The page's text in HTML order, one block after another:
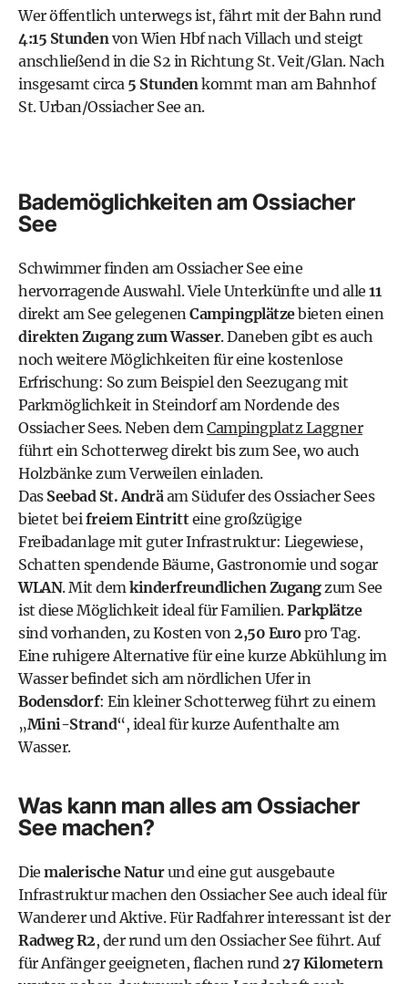
Wer öffentlich unterwegs ist, fährt mit derBahnrund
4:15 StundenvonWien Hbfnach Villach und steigt
anschließend in die S2 in Richtung St. Veit/Glan. Nach
insgesamt circa 5 Stundenkommt man am Bahnhof
St. Urban/Ossiacher See an.
Bademöglichkeiten am Ossiacher
See
Schwimmer finden am Ossiacher See eine
hervorragende Auswahl. Viele Unterkünfte und alle 11
direkt am See gelegenenCampingplätzebieten einen
direkten Zugang zum Wasser. Daneben gibt es auch
noch weitere Möglichkeiten für eine kostenlose
Erfrischung: So zum Beispiel den Seezugang mit
Parkmöglichkeit in Steindorf am Nordende des
Ossiacher Sees. Neben demCampingplatz Laggner
führt ein Schotterweg direkt bis zum See, wo auch
Holzbänke zum Verweilen einladen.
Das Seebad St. Andräam Südufer des Ossiacher Sees
bietet beifreiem Eintritteine großzügige
Freibadanlage mit guter Infrastruktur: Liegewiese,
Schatten spendende Bäume, Gastronomie und sogar
WLAN. Mit demkinderfreundlichen Zugangzum See
ist diese Möglichkeit ideal für Familien.Parkplätze
sind vorhanden, zu Kosten von2,50 Europro Tag.
Eine ruhigere Alternative für eine kurze Abkühlung im
Wasser befindet sich am nördlichen Ufer in
Bodensdorf: Ein kleiner Schotterweg führt zu einem
„Mini-Strand“, ideal für kurze Aufenthalte am
Wasser.
Was kann man alles am Ossiacher
See machen?
Die malerische Naturund eine gut ausgebaute
Infrastruktur machen den Ossiacher See auch ideal für
Wanderer und Aktive. Für Radfahrer interessant ist der
Radweg R2, der rund um den Ossiacher See führt. Auf
für Anfänger geeigneten, flachen rund27 Kilometern